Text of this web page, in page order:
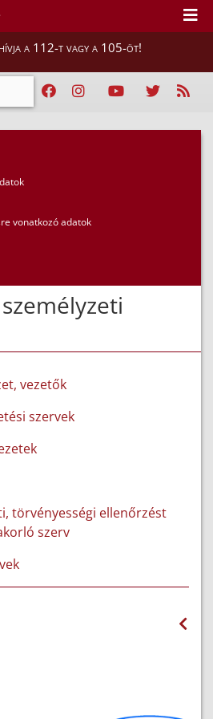
hívja a 112-t vagy a 105-öt!
adatok
vonatkozó adatok
vezetők
szervek
törvényességi ellenőrzést
szerv